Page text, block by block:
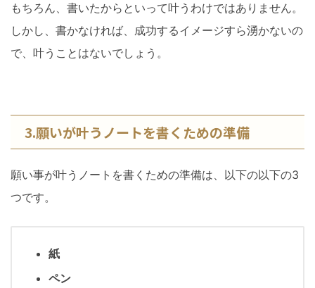
もちろん、書いたからといって叶うわけではありません。
しかし、書かなければ、成功するイメージすら湧かないの
で、叶うことはないでしょう。
3.願いが叶うノートを書くための準備
願い事が叶うノートを書くための準備は、以下の以下の3
つです。
紙
ペン